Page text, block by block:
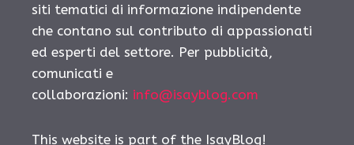
siti tematici di informazione indipendente
che contano sul contributo di appassionati
ed esperti del settore. Per pubblicità,
comunicati e
collaborazioni: info@isayblog.com
This website is part of the IsayBlog!